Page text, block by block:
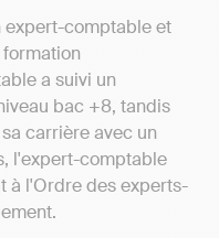
expert-comptable et
a suivi un
bac +8, tandis
carrière avec un
l'expert-comptable
à l'Ordre des experts-